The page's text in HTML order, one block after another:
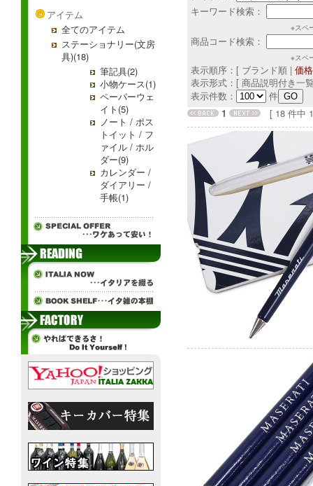
アイテム
全てのアイテム
ステーショナリー(文房
具)(18)
筆記具(2)
小物ケース(1)
ペーパーウェ
イト(5)
ノート / ポス
トイット / フ
ァイル / ホル
ダー(9)
カレンダー /
ダイアリー /
手帳(1)
キーワード検索：
※スペ
商品コード検索：
※スペ
表示順序：[ ブランド順 | 価
表示形式：[ 商品説明付き一
表示件数：
件
1
[ 18 件中 1